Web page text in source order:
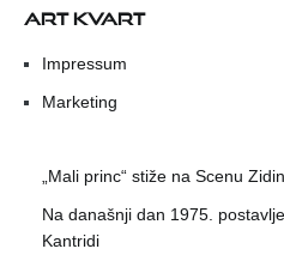
ART KVART
Impressum
Marketing
„Mali princ“ stiže na Scenu
Na današnji dan 1975.
Kantridi